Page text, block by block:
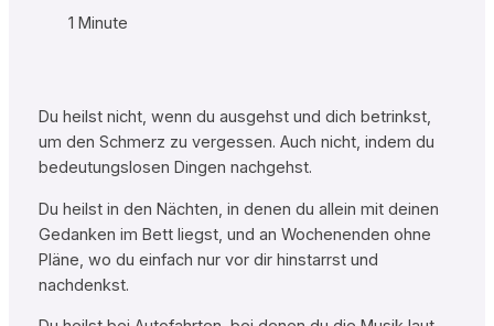
1 Minute
Du heilst nicht, wenn du ausgehst und dich betrinkst,
um den Schmerz zu vergessen. Auch nicht, indem du
bedeutungslosen Dingen nachgehst.
Du heilst in den Nächten, in denen du allein mit deinen
Gedanken im Bett liegst, und an Wochenenden ohne
Pläne, wo du einfach nur vor dir hinstarrst und
nachdenkst.